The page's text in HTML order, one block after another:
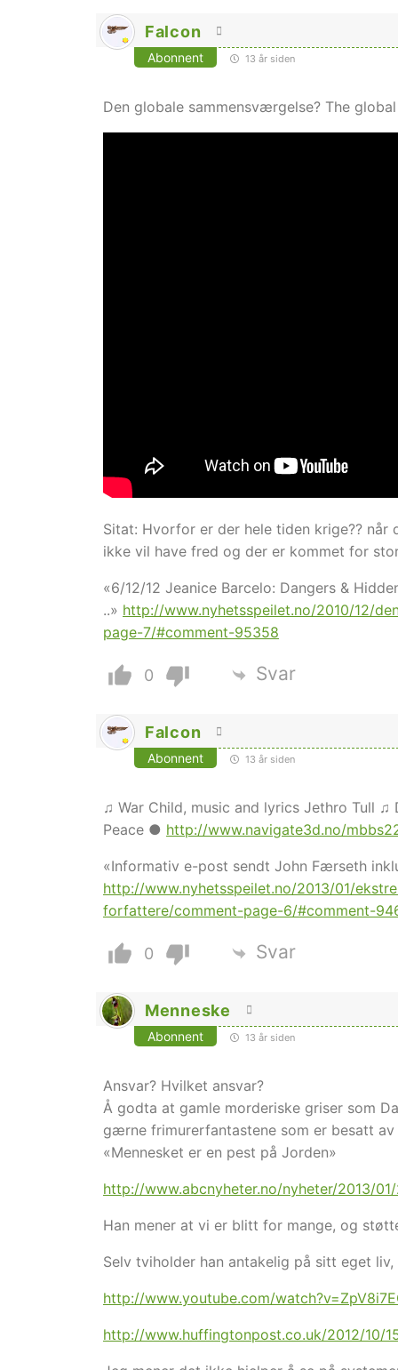
Falcon
Abonnent 13 år siden
Den globale sammensværgelse? The
Sitat: Hvorfor er der hele tiden krige??
ikke vil have fred og der er kommet for
«6/12/12 Jeanice Barcelo: Dangers &
..» http://www.nyhetsspeilet.no/2010/12/
page-7/#comment-95358
0 Svar
Falcon
Abonnent 13 år siden
♫ War Child, music and lyrics Jethro Tull
Peace ● http://www.navigate3d.no/
«Informativ e-post sendt John Færseth
http://www.nyhetsspeilet.no/2013/01/
forfattere/comment-page-6/#comment-
0 Svar
Menneske
Abonnent 13 år siden
Ansvar? Hvilket ansvar?
Å godta at gamle morderiske griser som
gærne frimurerfantastene som er besatt
«Mennesket er en pest på Jorden»
http://www.abcnyheter.no/nyheter/2013/
Han mener at vi er blitt for mange, og
Selv tviholder han antakelig på sitt eget
http://www.youtube.com/
http://www.huffingtonpost.co.uk/2012/10/